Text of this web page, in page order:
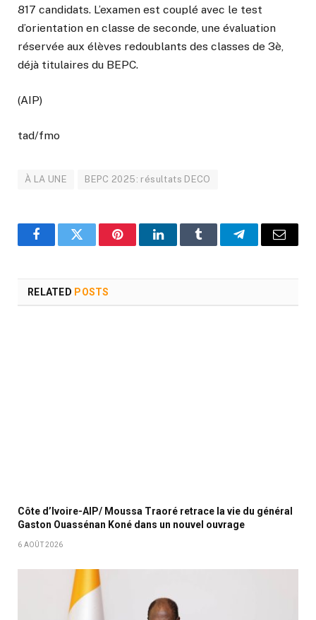
817 candidats. L’examen est couplé avec le test
d’orientation en classe de seconde, une évaluation
réservée aux élèves redoublants des classes de 3è,
déjà titulaires du BEPC.
(AIP)
tad/fmo
À LA UNE BEPC 2025: résultats DECO
FacebookTwitter PinterestLinkedInTumblr TelegramEmail
RELATED POSTS
Côte d’Ivoire-AIP/ Moussa Traoré retrace la vie du général
Gaston Ouassénan Koné dans un nouvel ouvrage
6 AOÛT 2026